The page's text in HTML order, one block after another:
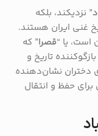
” نزدیکند، بلکه
غنی ایران هستند.
است، یا “قصرا” که
تاریخ و
دختران نشان‌دهنده
حفظ و انتقال